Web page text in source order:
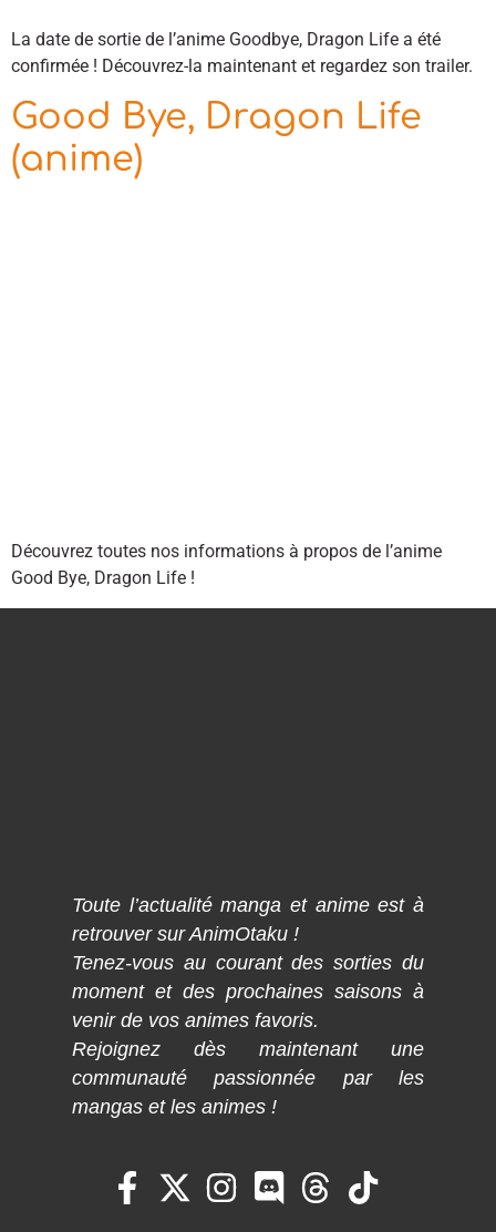
La date de sortie de l’anime Goodbye, Dragon Life a été
confirmée ! Découvrez-la maintenant et regardez son trailer.
Good Bye, Dragon Life
(anime)
Découvrez toutes nos informations à propos de l’anime
Good Bye, Dragon Life !
Toute l’actualité manga et anime est à
retrouver sur AnimOtaku !
Tenez-vous au courant des sorties du
moment et des prochaines saisons à
venir de vos animes favoris.
Rejoignez dès maintenant une
communauté passionnée par les
mangas et les animes !